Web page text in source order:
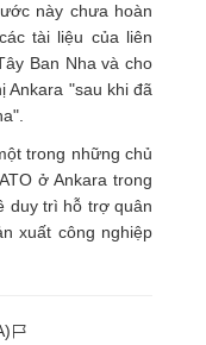
này chưa hoàn
tài liệu của liên
Ban Nha và cho
Ankara "sau khi đã
trong những chủ
ở Ankara trong
duy trì hỗ trợ quân
xuất công nghiệp